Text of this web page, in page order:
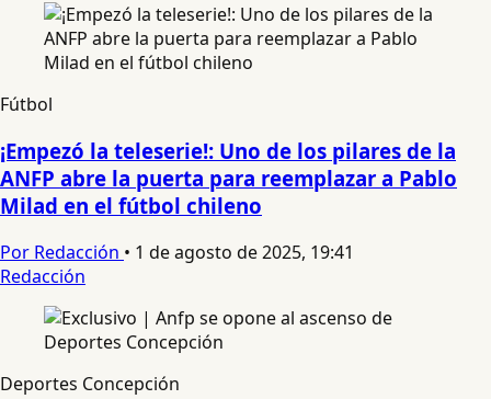
Fútbol
¡Empezó la teleserie!: Uno de los pilares de la
ANFP abre la puerta para reemplazar a Pablo
Milad en el fútbol chileno
Por Redacción • 1 de agosto de 2025, 19:41
Redacción
Deportes Concepción